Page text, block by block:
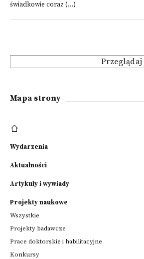
świadkowie coraz (...)
Mapa strony
Wydarzenia
Aktualności
Artykuły i wywiady
Projekty naukowe
Wszystkie
Projekty badawcze
Prace doktorskie i habilitacyjne
Konkursy